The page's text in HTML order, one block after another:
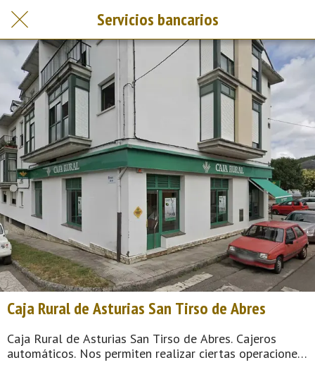
Servicios bancarios
Caja Rural de Asturias San Tirso de Abres
Caja Rural de Asturias San Tirso de Abres. Cajeros
automáticos. Nos permiten realizar ciertas operaciones